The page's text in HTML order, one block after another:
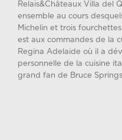
Relais&Châteaux Villa del
ensemble au cours
Michelin et trois
est aux commandes de la
Regina Adelaide où il a
personnelle de la cuisine
grand fan de Bruce